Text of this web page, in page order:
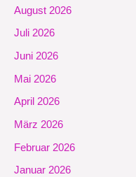
August 2026
Juli 2026
Juni 2026
Mai 2026
April 2026
März 2026
Februar 2026
Januar 2026